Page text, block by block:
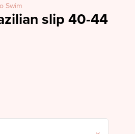
Swim
slip 40-44